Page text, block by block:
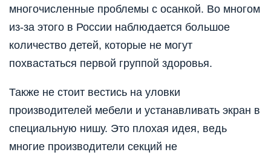
многочисленные проблемы с осанкой. Во многом
из-за этого в России наблюдается большое
количество детей, которые не могут
похвастаться первой группой здоровья.
Также не стоит вестись на уловки
производителей мебели и устанавливать экран в
специальную нишу. Это плохая идея, ведь
многие производители секций не